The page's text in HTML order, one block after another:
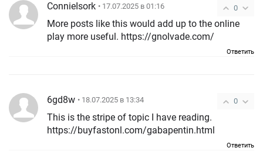
0
ConnieIsork • 17.07.2025 в 01:16
More posts like this would add up to the online
play more useful. https://gnolvade.com/
Ответить
0
6gd8w • 18.07.2025 в 13:34
This is the stripe of topic I have reading.
https://buyfastonl.com/gabapentin.html
Ответить